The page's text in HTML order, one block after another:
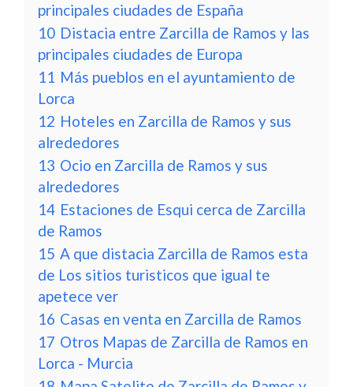
principales ciudades de España
10 Distacia entre Zarcilla de Ramos y las
principales ciudades de Europa
11 Más pueblos en el ayuntamiento de
Lorca
12 Hoteles en Zarcilla de Ramos y sus
alrededores
13 Ocio en Zarcilla de Ramos y sus
alrededores
14 Estaciones de Esqui cerca de Zarcilla
de Ramos
15 A que distacia Zarcilla de Ramos esta
de Los sitios turisticos que igual te
apetece ver
16 Casas en venta en Zarcilla de Ramos
17 Otros Mapas de Zarcilla de Ramos en
Lorca - Murcia